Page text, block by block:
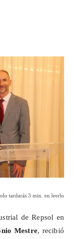
tardarás 3 min. en leerlo
de Repsol en
Mestre, recibió